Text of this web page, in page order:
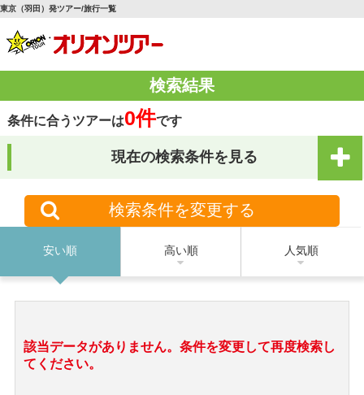
東京（羽田）発ツアー/旅行一覧
検索結果
条件に合うツアーは0件です
現在の検索条件を見る
検索条件を変更する
安い順 高い順 人気順
該当データがありません。条件を変更して再度検索し
てください。